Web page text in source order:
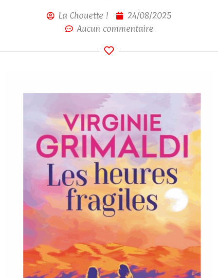
La Chouette !
24/08/2025
Aucun commentaire